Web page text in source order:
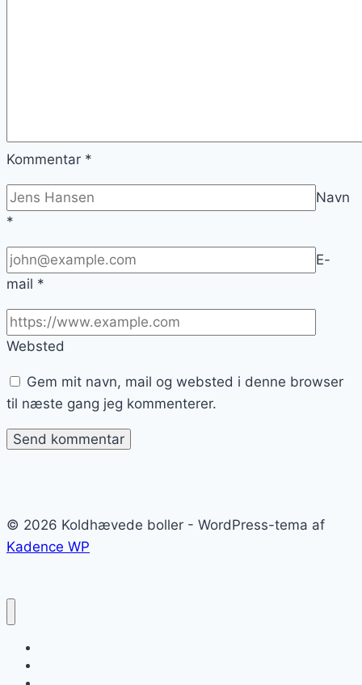
Kommentar *
Navn
*
E-
mail *
Websted
Gem mit navn, mail og websted i denne browser
til næste gang jeg kommenterer.
© 2026 Koldhævede boller - WordPress-tema af
Kadence WP